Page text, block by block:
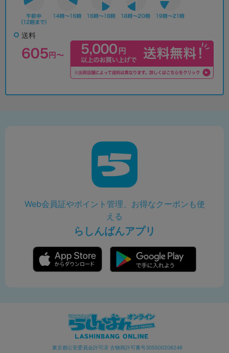
送料
Web会員証やポイント管理、お得なクーポンも使
える
らしんばんアプリ
東京都公安委員会許可済 古物商許可番号305500206246